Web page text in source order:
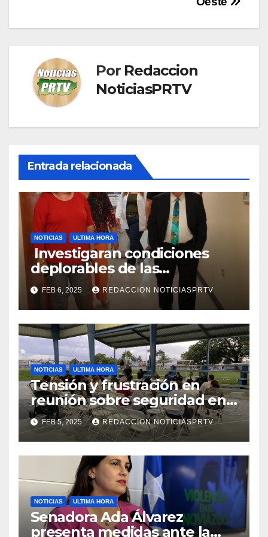
entradas
Por Redaccion
NoticiasPRTV
Entrada relacionada
NOTICIAS ULTIMA HORA
Investigaran condiciones
deplorables de las
facilidades el Departamento
de la Salud en Mayagüez
FEB 6, 2025 REDACCION NOTICIASPRTV
NOTICIAS ULTIMA HORA
Tensión y frustración en
reunión sobre seguridad en
Reparto Metropolitano
FEB 5, 2025 REDACCION NOTICIASPRTV
NOTICIAS ULTIMA HORA
Senadora Ada Álvarez
presenta medidas ante la